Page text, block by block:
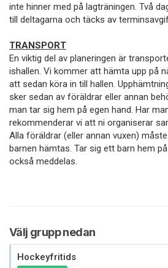
inte hinner med på lagträningen. Två
till deltagarna och täcks av
TRANSPORT
En viktig del av planeringen är
ishallen. Vi kommer att hämta upp på
att sedan köra in till hallen.
sker sedan av föräldrar eller annan
man tar sig hem på egen hand. Har
rekommenderar vi att ni organiserar
Alla föräldrar (eller annan vuxen)
barnen hämtas. Tar sig ett barn hem
också meddelas.
Välj grupp nedan
Hockeyfritids